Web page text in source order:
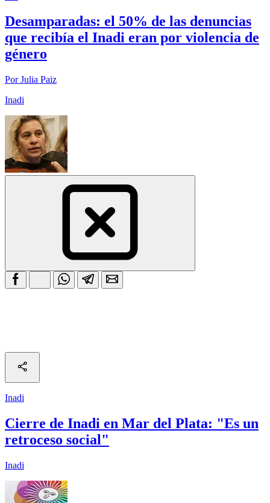
Desamparadas: el 50% de las denuncias
que recibía el Inadi eran por violencia de
género
Por Julia Paiz
Inadi
Inadi
Cierre de Inadi en Mar del Plata: "Es un
retroceso social"
Inadi